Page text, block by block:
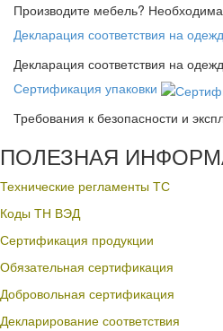
Производите мебель? Необходима
Декларация соответствия на
Декларация соответствия на
Сертификация упаковки
Требования к безопасности и
ПОЛЕЗНАЯ
Технические регламенты ТС
Коды ТН ВЭД
Сертификация продукции
Обязательная сертификация
Добровольная сертификация
Декларирование соответствия